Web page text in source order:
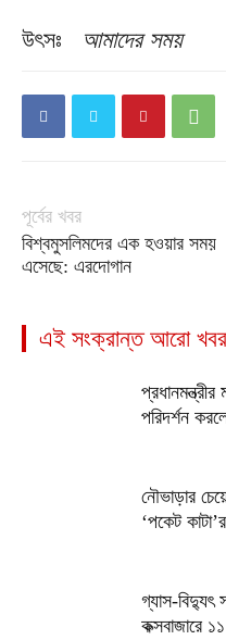
উৎসঃ
আমাদের সময়
পূর্বের খবর
বিশ্বমুসলিমদের এক হওয়ার সময়
এসেছে: এরদোগান
এই সংক্রান্ত আরো
পরিদর্শন
নৌভাড়ার
‘পকেট
গ্যাস-বিদ্যুৎ
কক্সবাজারে